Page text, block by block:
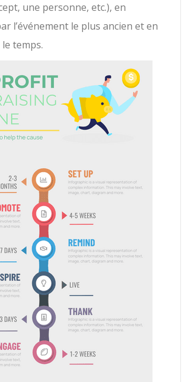
une personne, etc.), en
l’événement le plus ancien et en
temps.